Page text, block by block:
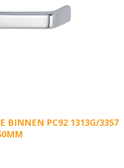
BINNEN PC92 1313G/3357